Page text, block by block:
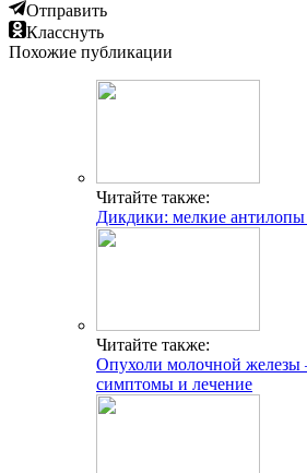
Отправить
Класснуть
Похожие публикации
Читайте также:
Дикдики: мелкие
Читайте также:
Опухоли молочной
симптомы и лечение